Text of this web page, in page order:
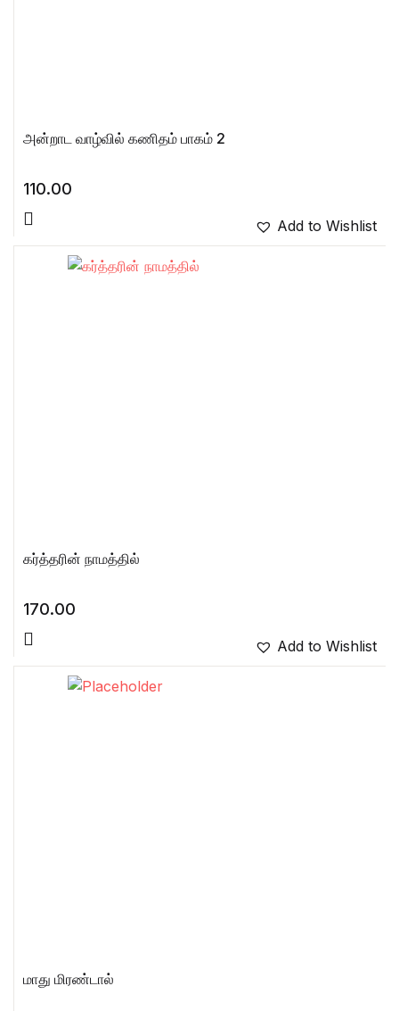
அன்றாட வாழ்வில் கணிதம் பாகம் 2
110.00
Add to Wishlist
கர்த்தரின் நாமத்தில்
170.00
Add to Wishlist
மாது மிரண்டால்